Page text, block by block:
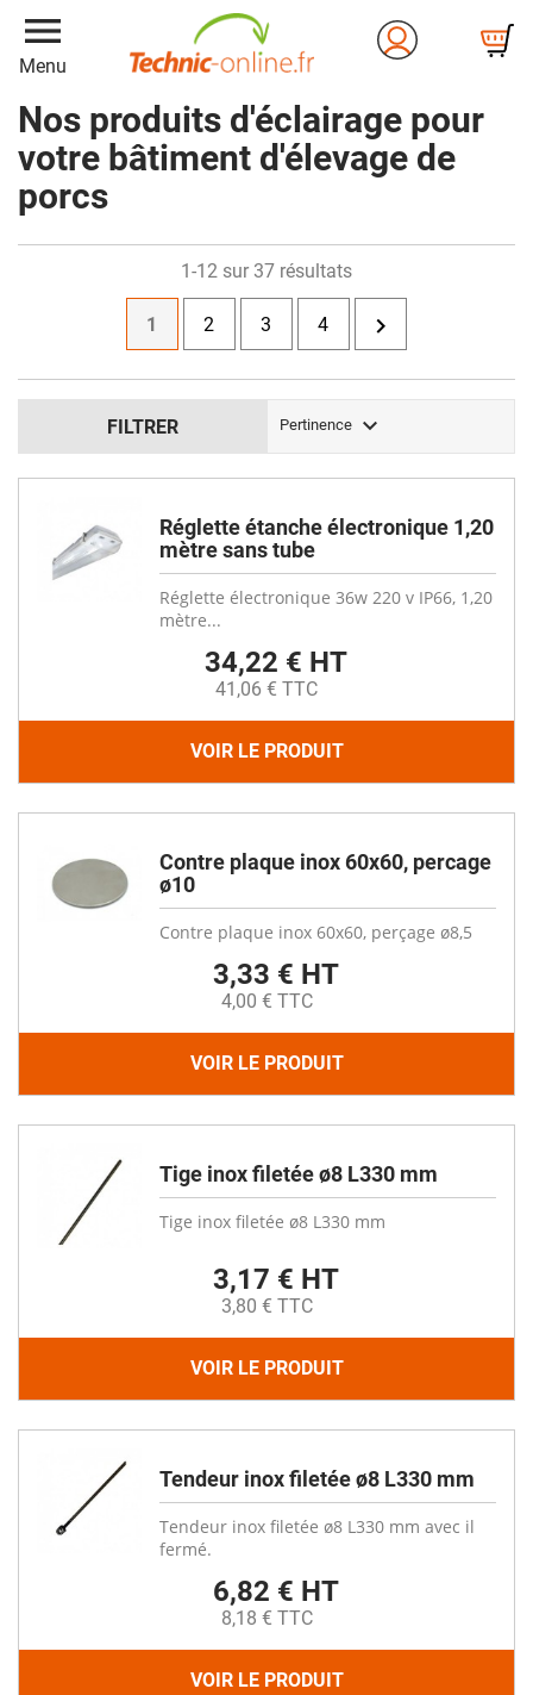
menu
Menu
Nos produits d'éclairage pour
votre bâtiment d'élevage de
porcs
FILTRER Pertinence 
1-12 sur 37 résultats
1 2 3 4 
Réglette étanche électronique 1,20
mètre sans tube
Réglette électronique 36w 220 v IP66, 1,20
mètre...
34,22 € HT
41,06 € TTC
VOIR LE PRODUIT
Contre plaque inox 60x60, percage
ø10
Contre plaque inox 60x60, perçage ø8,5
3,33 € HT
4,00 € TTC
VOIR LE PRODUIT
Tige inox filetée ø8 L330 mm
Tige inox filetée ø8 L330 mm
3,17 € HT
3,80 € TTC
VOIR LE PRODUIT
Tendeur inox filetée ø8 L330 mm
Tendeur inox filetée ø8 L330 mm avec il
fermé.
6,82 € HT
8,18 € TTC
VOIR LE PRODUIT